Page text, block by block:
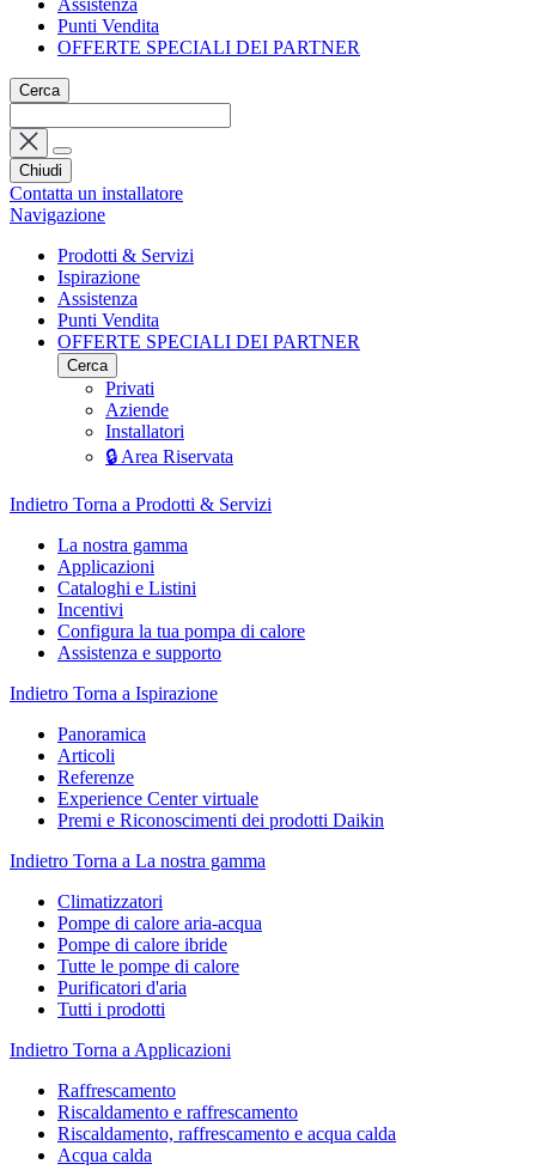
Assistenza
Punti Vendita
OFFERTE SPECIALI DEI PARTNER
Cerca
Chiudi
Contatta un installatore
Navigazione
Prodotti & Servizi
Ispirazione
Assistenza
Punti Vendita
OFFERTE SPECIALI DEI PARTNER
Cerca
Privati
Aziende
Installatori
🔒 Area Riservata
Indietro Torna a Prodotti & Servizi
La nostra gamma
Applicazioni
Cataloghi e Listini
Incentivi
Configura la tua pompa di calore
Assistenza e supporto
Indietro Torna a Ispirazione
Panoramica
Articoli
Referenze
Experience Center virtuale
Premi e Riconoscimenti dei prodotti Daikin
Indietro Torna a La nostra gamma
Climatizzatori
Pompe di calore aria-acqua
Pompe di calore ibride
Tutte le pompe di calore
Purificatori d'aria
Tutti i prodotti
Indietro Torna a Applicazioni
Raffrescamento
Riscaldamento e raffrescamento
Riscaldamento, raffrescamento e acqua calda
Acqua calda